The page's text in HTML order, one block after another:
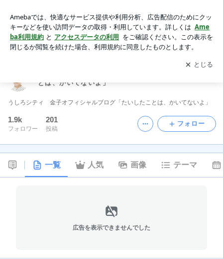
いてないよ」アプリをダウンロードして ブログの更新通知
を受け取りまし
ょう。
開く
とは、かいてないよ」
うしろシティ 金子オフィシャルブログ「たいしたことは、かいてないよ」
1.9k
フォロワー
201
投稿
フォロー
一覧 人気 画像 テーマ
広告を表示できませんでした